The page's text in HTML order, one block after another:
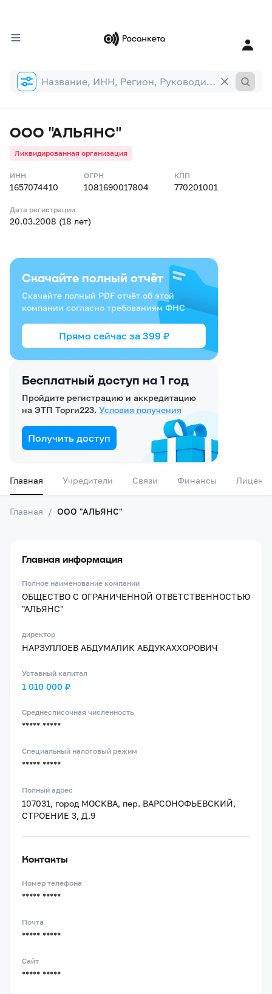
Форма
поиска
ООО "АЛЬЯНС"
Ликвидированная организация
ИНН
1657074410
ОГРН
1081690017804
КПП
770201001
Дата регистрации
20.03.2008 (18 лет)
Бесплатный доступ на 1 год
Пройдите регистрацию и аккредитацию
на ЭТП Торги223. Условия получения
Получить доступ
Скачайте полный отчёт
Скачайте полный PDF отчёт об этой
компании согласно требованиям ФНС
Прямо сейчас за 399 ₽
Главная Учредители Связи Финансы
Главная / ООО "АЛЬЯНС"
Главная информация
Полное наименование компании
ОБЩЕСТВО С ОГРАНИЧЕННОЙ ОТВЕТСТВЕННОСТЬЮ
"АЛЬЯНС"
директор
НАРЗУЛЛОЕВ АБДУМАЛИК АБДУКАХХОРОВИЧ
Уставный капитал
1 010 000 ₽
Среднесписочная численность
***** *****
Специальный налоговый режим
***** *****
Полный адрес
107031, город МОСКВА, пер. ВАРСОНОФЬЕВСКИЙ,
СТРОЕНИЕ 3, Д.9
Контакты
Номер телефона
***** *****
Почта
***** *****
Сайт
***** *****